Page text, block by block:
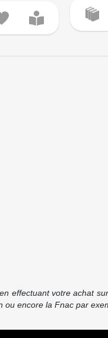
effectuant votre achat
encore la Fnac par